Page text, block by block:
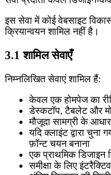
इस सेवा में कोई वेबसाइट
क्रियान्वयन शामिल नहीं है।
3.1 शामिल सेवाएँ
निम्नलिखित सेवाएं शामिल हैं:
केवल एक होमपेज का
डेस्कटॉप, टैबलेट और
मौजूदा सामग्री के
यदि क्लाइंट द्वारा
फ़ॉन्ट चयन बनाना
एक प्राथमिक डिजाइन
समीक्षा के लिए